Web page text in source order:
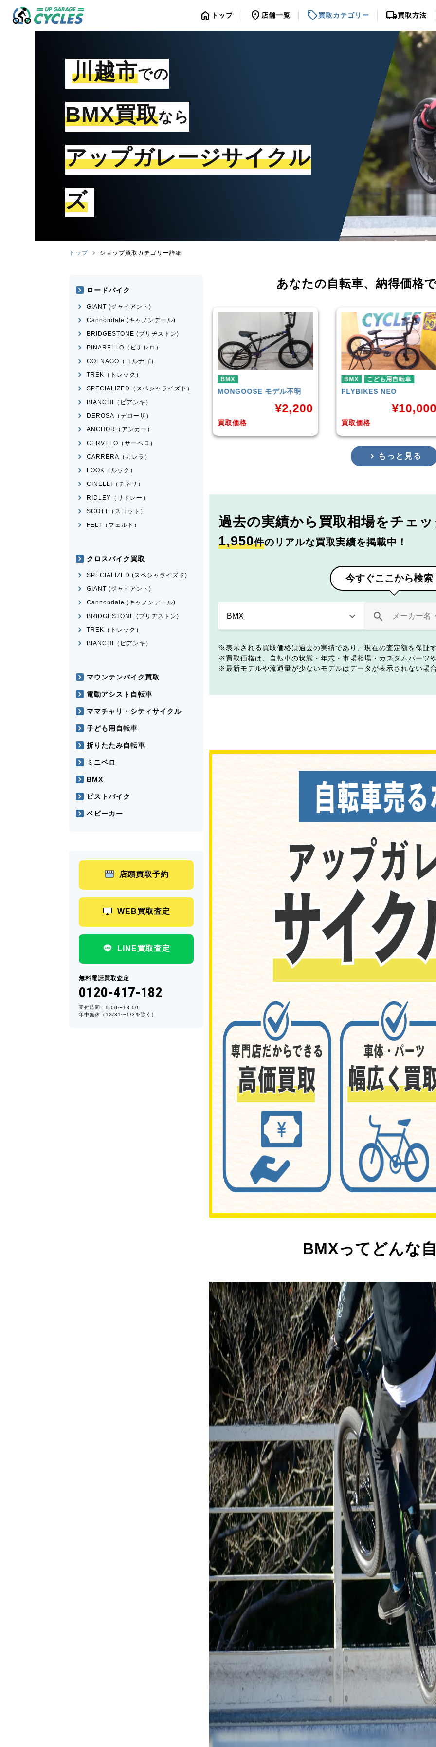
home トップ location_on 店舗一覧 sell買取カテゴリー local_shipping買取方法
川越市での
BMX買取なら
アップガレージサイクル
ズ
トップ ショップ買取カテゴリー詳細
あなたの自転車、 納得価格
16,500
BMX
MONGOOSEモデル不明 FLYBIKESNEO
買取価格
¥10,000
BMX
HARODOWNTOWN
買取価格
¥
もっと見る
過去の実績から 買取相場をチェ
1,950件のリアルな買取実績を掲載中！
今すぐここから検索
表示される買取価格は過去の実績であり、現在の査定額を保証
買取価格は、自転車の状態・年式・市場相場・カスタムパーツ
最新モデルや流通量が少ないモデルはデータが表示されない場
BMXってどんな
ロードバイク
GIANT (ジャイアント)
Cannondale (キャノンデール)
BRIDGESTONE (ブリヂストン)
PINARELLO（ピナレロ）
COLNAGO（コルナゴ）
TREK（トレック）
SPECIALIZED（スペシャライズド）
BIANCHI（ビアンキ）
DEROSA（デローザ）
ANCHOR（アンカー）
CERVELO（サーベロ）
CARRERA（カレラ）
LOOK（ルック）
CINELLI（チネリ）
RIDLEY（リドレー）
SCOTT（スコット）
FELT（フェルト）
クロスバイク買取
SPECIALIZED (スペシャライズド)
GIANT (ジャイアント)
Cannondale (キャノンデール)
BRIDGESTONE (ブリヂストン)
TREK（トレック）
BIANCHI（ビアンキ）
マウンテンバイク買取
電動アシスト自転車
ママチャリ・シティサイクル
子ども用自転車
折りたたみ自転車
ミニベロ
BMX
ピストバイク
ベビーカー
店頭買取予約
WEB買取査定
LINE買取査定
無料電話買取査定
0120-417-182
受付時間：9:00〜18:00
年中無休（12/31〜1/3を除く）